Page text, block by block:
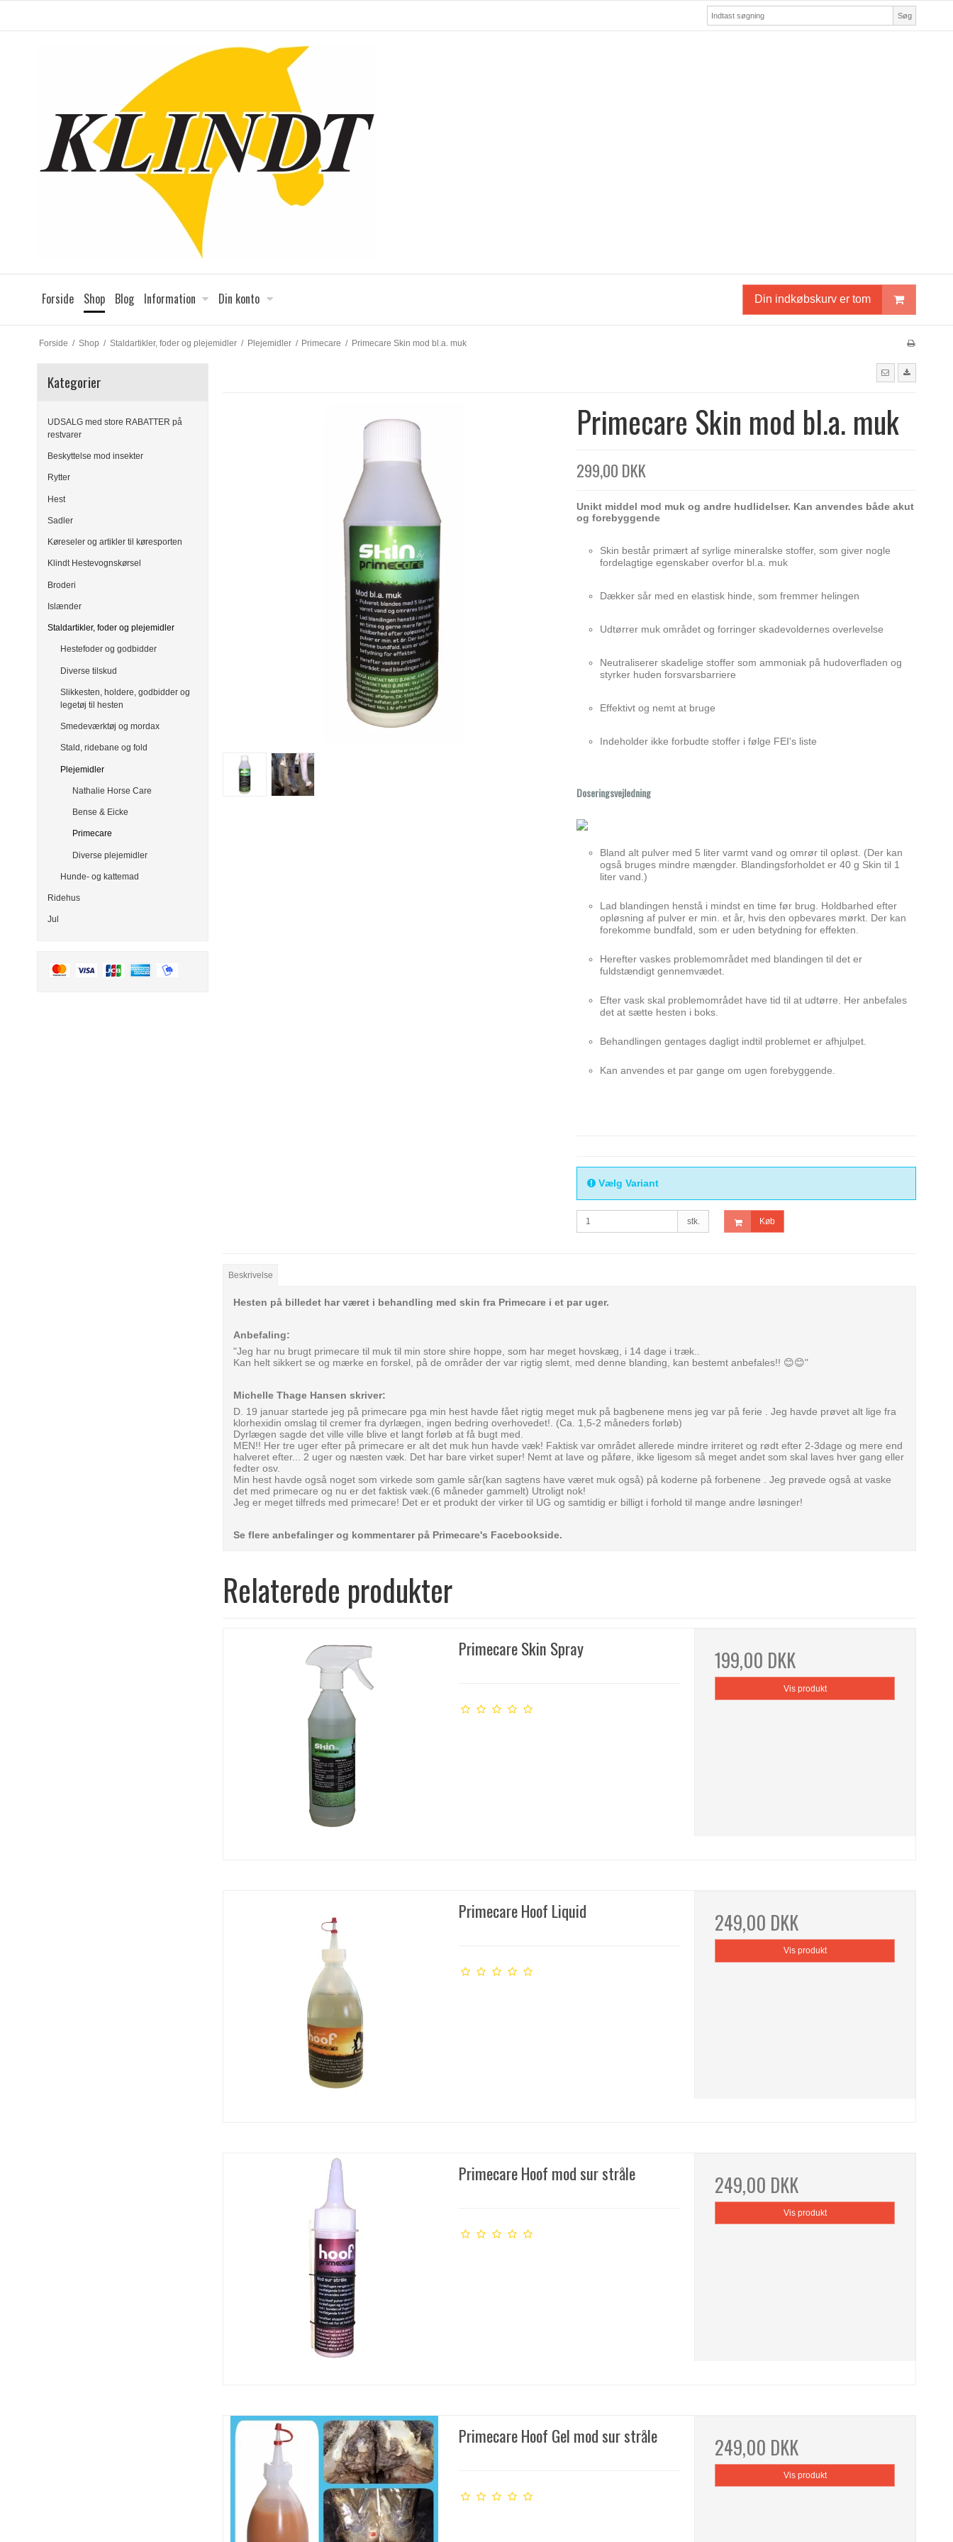
Søg
Forside Shop Blog Information Din konto Din indkøbskurv er tom
Forside / Shop / Staldartikler, foder og plejemidler / Plejemidler / Primecare / Primecare Skin mod bl.a. muk
Kategorier
UDSALG med store RABATTER på
restvarer
Beskyttelse mod insekter
Rytter
Hest
Sadler
Køreseler og artikler til køresporten
Klindt Hestevognskørsel
Broderi
Islænder
Staldartikler, foder og plejemidler
Hestefoder og godbidder
Diverse tilskud
Slikkesten, holdere, godbidder og
legetøj til hesten
Smedeværktøj og mordax
Stald, ridebane og fold
Plejemidler
Nathalie Horse Care
Bense & Eicke
Primecare
Diverse plejemidler
Hunde- og kattemad
Ridehus
Jul
Primecare Skin mod bl.a. muk
299,00 DKK
Unikt middel mod muk og andre hudlidelser. Kan anvendes både akut
og forebyggende
Skin består primært af syrlige mineralske stoffer, som giver nogle
fordelagtige egenskaber overfor bl.a. muk
Dækker sår med en elastisk hinde, som fremmer helingen
Udtørrer muk området og forringer skadevoldernes overlevelse
Neutraliserer skadelige stoffer som ammoniak på hudoverfladen og
styrker huden forsvarsbarriere
Effektivt og nemt at bruge
Indeholder ikke forbudte stoffer i følge FEI's liste
Doseringsvejledning
Bland alt pulver med 5 liter varmt vand og omrør til opløst. (Der kan
også bruges mindre mængder. Blandingsforholdet er 40 g Skin til 1
liter vand.)
Lad blandingen henstå i mindst en time før brug. Holdbarhed efter
opløsning af pulver er min. et år, hvis den opbevares mørkt. Der kan
forekomme bundfald, som er uden betydning for effekten.
Herefter vaskes problemområdet med blandingen til det er
fuldstændigt gennemvædet.
Efter vask skal problemområdet have tid til at udtørre. Her anbefales
det at sætte hesten i boks.
Behandlingen gentages dagligt indtil problemet er afhjulpet.
Kan anvendes et par gange om ugen forebyggende.
Vælg Variant
stk. Køb
Beskrivelse
Hesten på billedet har været i behandling med skin fra Primecare i et par uger.
Anbefaling:
"Jeg har nu brugt primecare til muk til min store shire hoppe, som har meget hovskæg, i 14 dage i træk..
Kan helt sikkert se og mærke en forskel, på de områder der var rigtig slemt, med denne blanding, kan bestemt anbefales!! 😊😊"
Michelle Thage Hansen skriver:
D. 19 januar startede jeg på primecare pga min hest havde fået rigtig meget muk på bagbenene mens jeg var på ferie . Jeg havde prøvet alt lige fra
klorhexidin omslag til cremer fra dyrlægen, ingen bedring overhovedet!. (Ca. 1,5-2 måneders forløb)
Dyrlægen sagde det ville ville blive et langt forløb at få bugt med.
MEN!! Her tre uger efter på primecare er alt det muk hun havde væk! Faktisk var området allerede mindre irriteret og rødt efter 2-3dage og mere end
halveret efter...
2 uger og næsten væk. Det har bare virket super! Nemt at lave og påføre, ikke ligesom så meget andet som skal laves hver gang eller
fedter osv.
Min hest havde også noget som virkede som gamle sår(kan sagtens have været muk også) på koderne på forbenene . Jeg prøvede også at vaske
det med primecare og nu er det faktisk væk.(6 måneder gammelt) Utroligt nok!
Jeg er meget tilfreds med primecare! Det er et produkt der virker til UG og samtidig er billigt i forhold til mange andre løsninger!
Se flere anbefalinger og kommentarer på Primecare's Facebookside.
Relaterede produkter
Primecare Skin Spray 199,00 DKK
Vis produkt
Primecare Hoof Liquid 249,00 DKK
Vis produkt
Primecare Hoof mod sur stråle 249,00 DKK
Vis produkt
Primecare Hoof Gel mod sur stråle 249,00 DKK
Vis produkt